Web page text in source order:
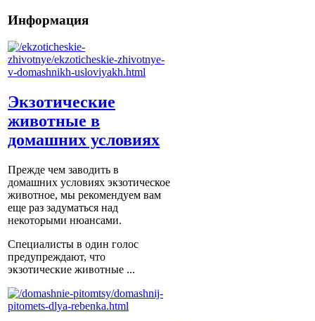
Информация
Экзотические
животные в
домашних условиях
Прежде чем заводить в
домашних условиях экзотическое
животное, мы рекомендуем вам
еще раз задуматься над
некоторыми нюансами.
Специалисты в один голос
предупреждают, что
экзотические животные ...